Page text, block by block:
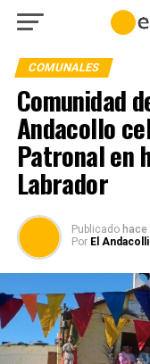
COMUNALES
Comunidad
Andacollo
Patronal en
Labrador
Publicado
Por El